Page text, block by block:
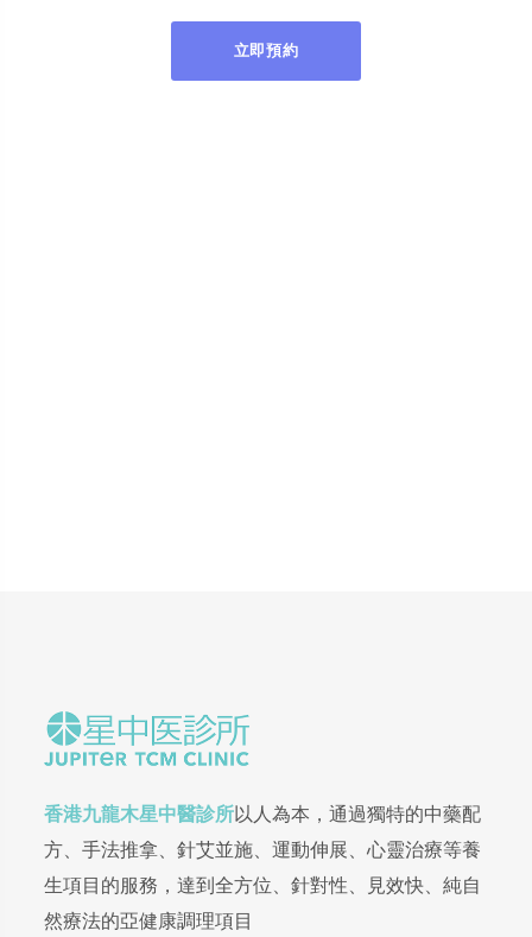
立即預約
香港九龍木星中醫診所以人為本，通過獨特的中藥配
方、手法推拿、針艾並施、運動伸展、心靈治療等養
生項目的服務，達到全方位、針對性、見效快、純自
然療法的亞健康調理項目